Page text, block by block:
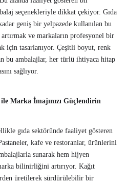
seçenekleriyle dikkat çekiyor. Gıda
geniş bir yelpazede kullanılan bu
ve markaların profesyonel bir
için tasarlanıyor. Çeşitli boyut, renk
bu ambalajlar, her türlü ihtiyaca hitap
sağlıyor.
Marka İmajınızı Güçlendirin
gıda sektöründe faaliyet gösteren
kafe ve restoranlar, ürünlerini
sunarak hem hijyen
bilinirliğini artırıyor. Kağıt
üretilerek sürdürülebilir bir